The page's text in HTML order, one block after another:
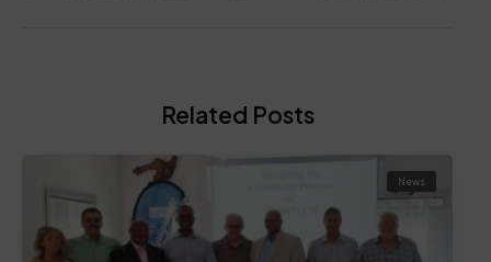
Related Posts
News